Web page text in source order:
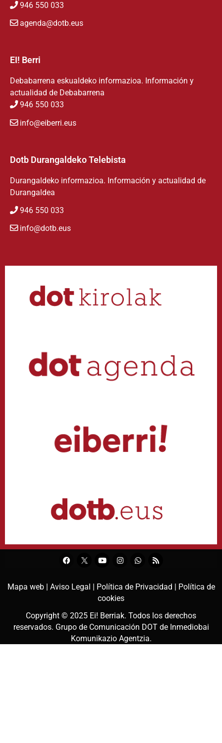
946 550 033
agenda@dotb.eus
EI! Berri
Debabarrena eskualdeko informazioa. Información y
actualidad de Debabarrena
946 550 033
info@eiberri.eus
Dotb Durangaldeko Telebista
Durangaldeko informazioa. Información y actualidad de
Durangaldea
946 550 033
info@dotb.eus
Mapa web | Aviso Legal | Política de Privacidad |
Política de
cookies
Copyright © 2025 Ei! Berriak. Todos los derechos
reservados. Grupo de Comunicación DOT de Inmediobai
Komunikazio Agentzia.